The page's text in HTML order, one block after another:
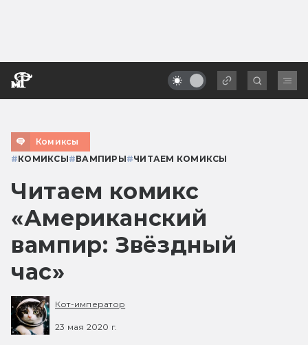
Комиксы
#КОМИКСЫ#ВАМПИРЫ#ЧИТАЕМ КОМИКСЫ
Читаем комикс
«Американский
вампир: Звёздный
час»
Кот-император
23 мая 2020 г.